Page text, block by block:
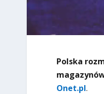
Polska
Onet.pl.